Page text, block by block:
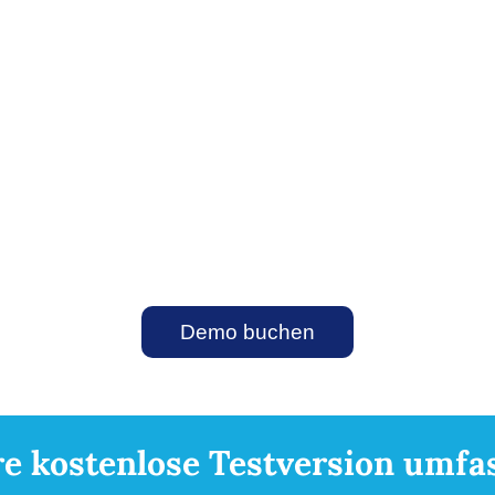
Demo buchen
kostenlose Testversion